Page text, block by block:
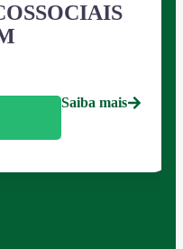
Saiba mais